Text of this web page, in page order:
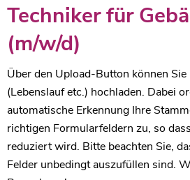
Techniker für
(m/w/d)
Über den Upload-Button können Sie
(Lebenslauf etc.) hochladen. Dabei
automatische Erkennung Ihre
richtigen Formularfeldern zu, so
reduziert wird. Bitte beachten Sie,
Felder unbedingt auszufüllen sind.